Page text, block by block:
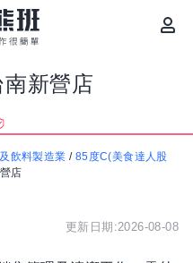
新營店
飲料製造業 / 85度C(美食達人股
店
更新日期:2026-08-08